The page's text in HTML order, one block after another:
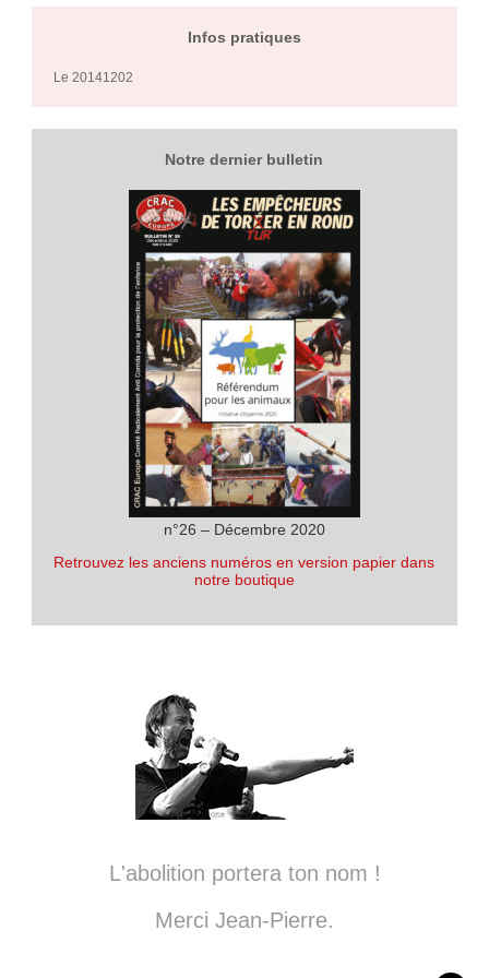
Infos pratiques
Le 20141202
Notre dernier bulletin
n°26 – Décembre 2020
Retrouvez les anciens numéros en version papier dans
notre boutique
L'abolition portera ton nom !
Merci Jean-Pierre.